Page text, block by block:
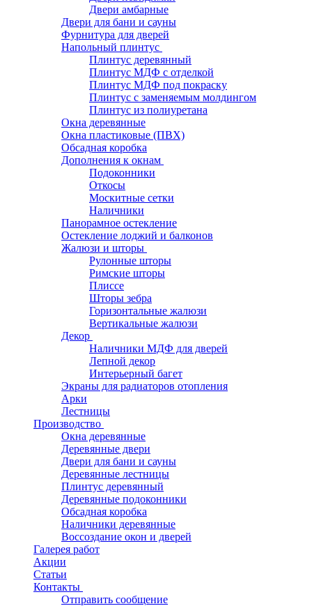
Двери амбарные
Двери для бани и сауны
Фурнитура для дверей
Напольный плинтус
Плинтус деревянный
Плинтус МДФ с отделкой
Плинтус МДФ под покраску
Плинтус с заменяемым молдингом
Плинтус из полиуретана
Окна деревянные
Окна пластиковые (ПВХ)
Обсадная коробка
Дополнения к окнам
Подоконники
Откосы
Москитные сетки
Наличники
Панорамное остекление
Остекление лоджий и балконов
Жалюзи и шторы
Рулонные шторы
Римские шторы
Плиссе
Шторы зебра
Горизонтальные жалюзи
Вертикальные жалюзи
Декор
Наличники МДФ для дверей
Лепной декор
Интерьерный багет
Экраны для радиаторов отопления
Арки
Лестницы
Производство
Окна деревянные
Деревянные двери
Двери для бани и сауны
Деревянные лестницы
Плинтус деревянный
Деревянные подоконники
Обсадная коробка
Наличники деревянные
Воссоздание окон и дверей
Галерея работ
Акции
Статьи
Контакты
Отправить сообщение